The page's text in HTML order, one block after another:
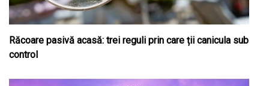
Răcoare pasivă acasă: trei reguli prin care ții canicula sub
control